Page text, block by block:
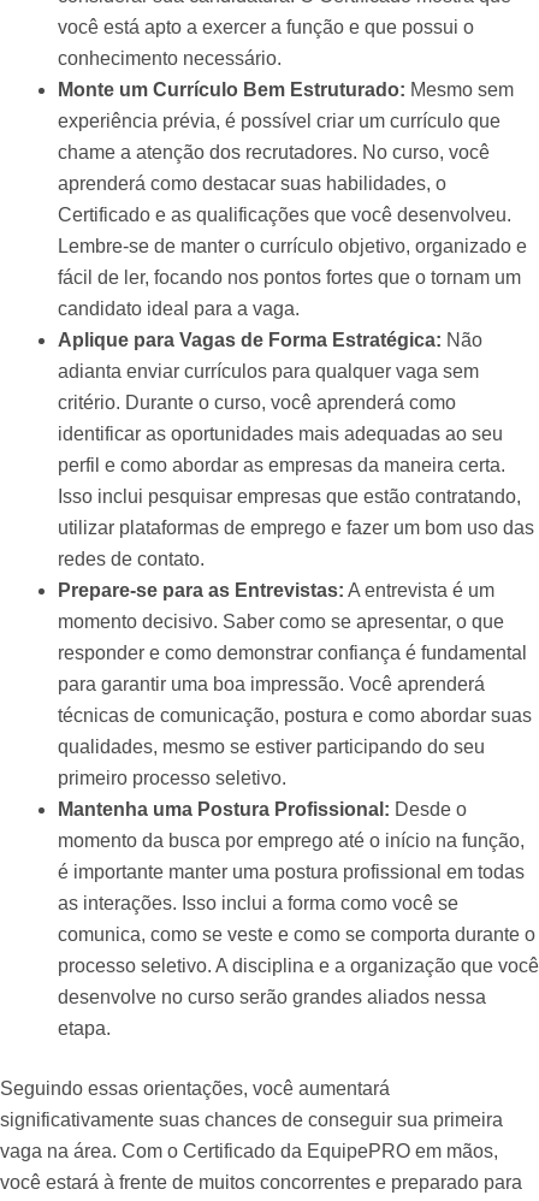
você está apto a exercer a função e que possui o
conhecimento necessário.
Monte um Currículo Bem Estruturado: Mesmo sem
experiência prévia, é possível criar um currículo que
chame a atenção dos recrutadores. No curso, você
aprenderá como destacar suas habilidades, o
Certificado e as qualificações que você desenvolveu.
Lembre-se de manter o currículo objetivo, organizado e
fácil de ler, focando nos pontos fortes que o tornam um
candidato ideal para a vaga.
Aplique para Vagas de Forma Estratégica: Não
adianta enviar currículos para qualquer vaga sem
critério. Durante o curso, você aprenderá como
identificar as oportunidades mais adequadas ao seu
perfil e como abordar as empresas da maneira certa.
Isso inclui pesquisar empresas que estão contratando,
utilizar plataformas de emprego e fazer um bom uso das
redes de contato.
Prepare-se para as Entrevistas: A entrevista é um
momento decisivo. Saber como se apresentar, o que
responder e como demonstrar confiança é fundamental
para garantir uma boa impressão. Você aprenderá
técnicas de comunicação, postura e como abordar suas
qualidades, mesmo se estiver participando do seu
primeiro processo seletivo.
Mantenha uma Postura Profissional: Desde o
momento da busca por emprego até o início na função,
é importante manter uma postura profissional em todas
as interações. Isso inclui a forma como você se
comunica, como se veste e como se comporta durante o
processo seletivo. A disciplina e a organização que você
desenvolve no curso serão grandes aliados nessa
etapa.
Seguindo essas orientações, você aumentará
significativamente suas chances de conseguir sua primeira
vaga na área. Com o Certificado da EquipePRO em mãos,
você estará à frente de muitos concorrentes e preparado para